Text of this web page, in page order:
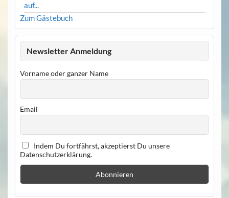
auf...
Zum Gästebuch
Newsletter Anmeldung
Vorname oder ganzer Name
Email
Indem Du fortfährst, akzeptierst Du unsere
Datenschutzerklärung.